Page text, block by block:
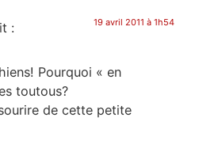
: 19 avril 2011 à 1h54
Pourquoi « en
toutous?
de cette petite